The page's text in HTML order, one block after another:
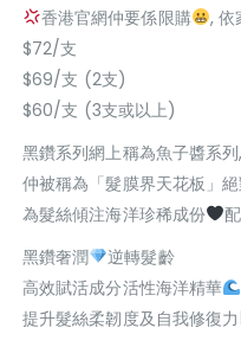
香港官網仲要係限購
, 依
$72/支
$69/支 (2支)
$60/支 (3支或以上)
黑鑽系列網上稱為魚子醬系
仲被稱為「髮膜界天花板」
為髮絲傾注海洋珍稀成份
黑鑽奢潤
逆轉髮齡
高效賦活成分活性海洋精華
提升髮絲柔韌度及自我修復力